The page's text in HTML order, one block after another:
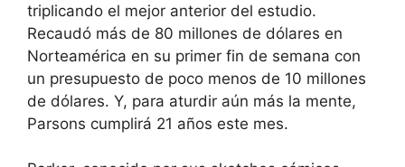
triplicando el mejor anterior del estudio.
Recaudó más de 80 millones de dólares en
Norteamérica en su primer fin de semana con
un presupuesto de poco menos de 10 millones
de dólares. Y, para aturdir aún más la mente,
Parsons cumplirá 21 años este mes.